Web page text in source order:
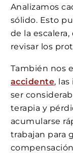
Analizamos
sólido. Esto
de la
revisar los
También nos
accidente,
ser
terapia y
acumularse
trabajan para